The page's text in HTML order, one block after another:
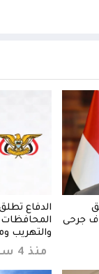
جرحى
الدفاع
المحافظات
والتهريب
منذ 4 ساعات